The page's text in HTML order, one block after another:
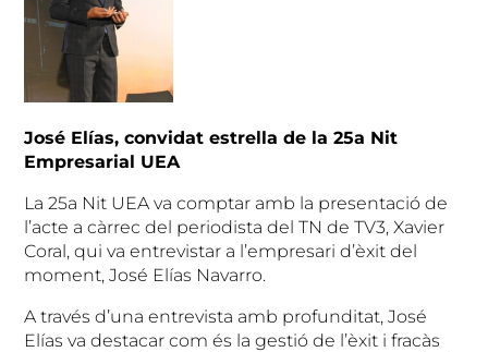
José Elías, convidat estrella de la 25a Nit
Empresarial UEA
La 25a Nit UEA va comptar amb la presentació de
l’acte a càrrec del periodista del TN de TV3, Xavier
Coral, qui va entrevistar a l’empresari d’èxit del
moment, José Elías Navarro.
A través d’una entrevista amb profunditat, José
Elías va destacar com és la gestió de l’èxit i fracàs